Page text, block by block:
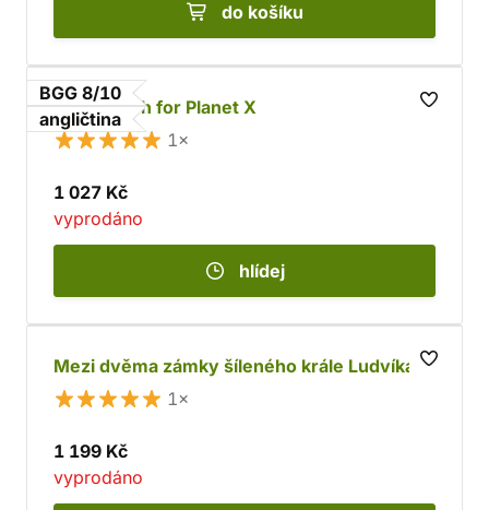
do košíku
BGG 8/10
angličtina
The Search for Planet X
1×
1 027 Kč
vyprodáno
hlídej
Mezi dvěma zámky šíleného krále Ludvíka
1×
1 199 Kč
vyprodáno